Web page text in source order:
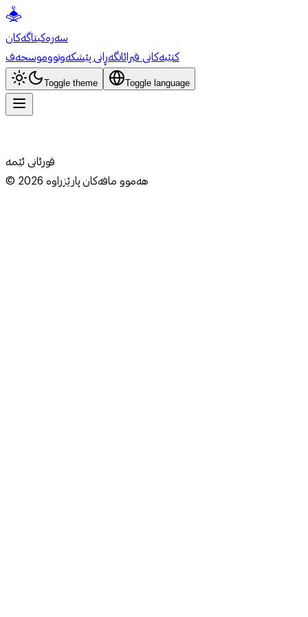
سەرەکیتاگەکان
کتێبەکانی قیرائاتگەڕانی پێشکەوتووموسحەف
Toggle theme Toggle language
قورئانی ئێمە
© 2026هەموو مافەکان پارێزراوە